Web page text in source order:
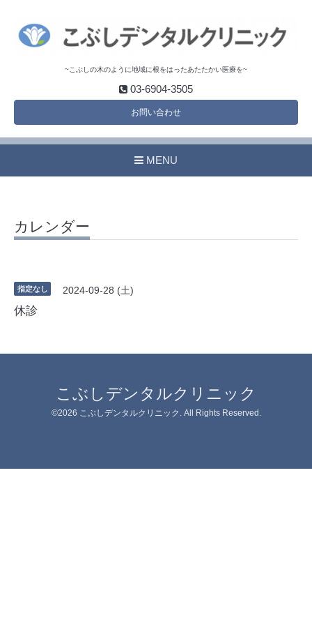
~こぶしの木のように地域に根をはったあたたかい医療を~
03-6904-3505
お問い合わせ
MENU
カレンダー
指定なし 2024-09-28 (土)
休診
こぶしデンタルクリニック
©2026 こぶしデンタルクリニック . All Rights Reserved.